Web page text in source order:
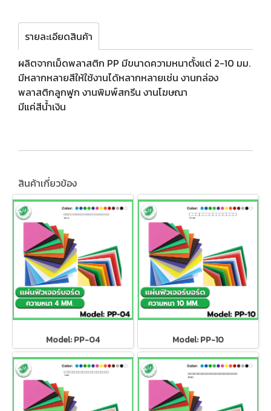
รายละเอียดสินค้า
ผลิตจากเม็ดพลาสติก PP มีขนาดความหนาตั้งแต่ 2-10 มม.
มีหลากหลายสีให้ใช้งานได้หลากหลายเช่น งานกล่อง
พลาสติกลูกฟูก งานพิมพ์สกรีน งานโฆษณา
มีแค่สีน้ำเงิน
สินค้าเกี่ยวข้อง
Model: PP-04 Model: PP-10